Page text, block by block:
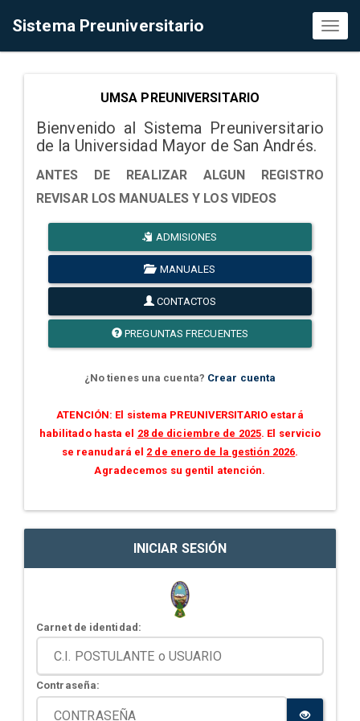
Sistema Preuniversitario
UMSA PREUNIVERSITARIO
Bienvenido al Sistema Preuniversitario
de la Universidad Mayor de San Andrés.
ANTES DE REALIZAR ALGUN REGISTRO
REVISAR LOS MANUALES Y LOS VIDEOS
ADMISIONES
MANUALES
CONTACTOS
PREGUNTAS FRECUENTES
¿No tienes una cuenta? Crear cuenta
ATENCIÓN: El sistema PREUNIVERSITARIO estará
habilitado hasta el 28 de diciembre de 2025. El servicio
se reanudará el 2 de enero de la gestión 2026.
Agradecemos su gentil atención.
INICIAR SESIÓN
Carnet de identidad:
Contraseña: